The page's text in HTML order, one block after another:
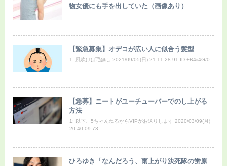
物女優にも手を出していた（画像あり）
【緊急募集】オデコが広い人に似合う髪型
1: 風吹けば毛無し 2021/09/05(日) 21:11:28.91 ID:+B4ii4G/0
【急募】ニートがユーチューバーでのし上がる
方法
1: 以下、5ちゃんねるからVIPがお送りします 2020/03/09(月)
20:40:09.73...
ひろゆき「なんだろう、雨上がり決死隊の蛍原